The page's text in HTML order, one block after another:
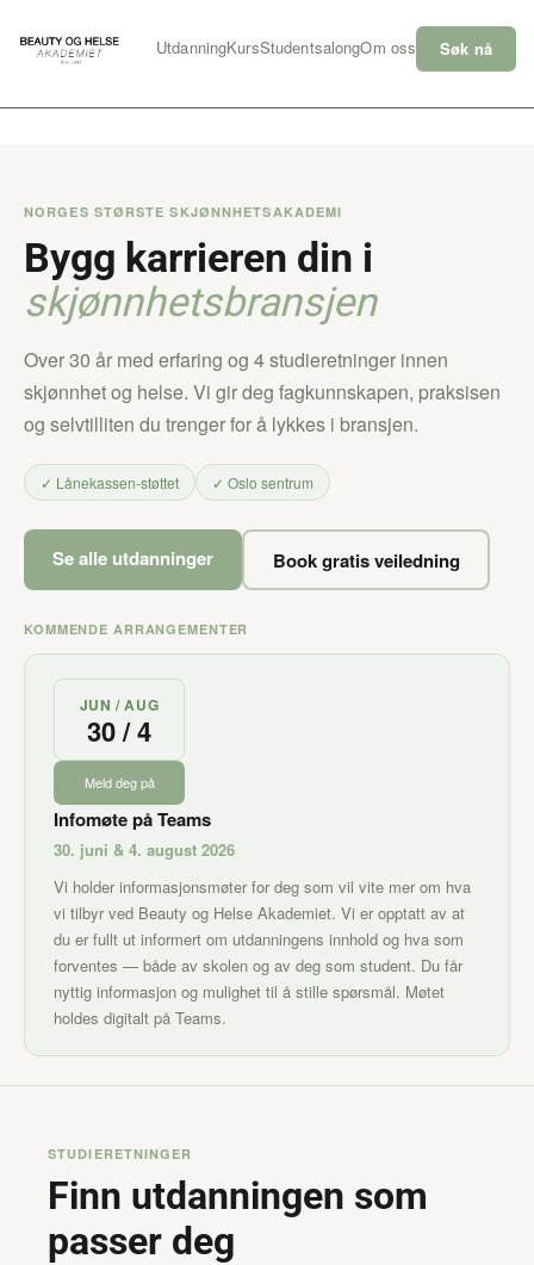
UtdanningKursStudentsalongOm oss Søk nå
NORGES STØRSTE SKJØNNHETSAKADEMI
Bygg karrieren din i
skjønnhetsbransjen
Over 30 år med erfaring og 4 studieretninger innen
skjønnhet og helse. Vi gir deg fagkunnskapen, praksisen
og selvtilliten du trenger for å lykkes i bransjen.
✓ Lånekassen-støttet ✓ Oslo sentrum
Se alle utdanninger Book gratis veiledning
KOMMENDE ARRANGEMENTER
JUN / AUG
30 / 4
Meld deg på
Infomøte på Teams
30. juni & 4. august 2026
Vi holder informasjonsmøter for deg som vil vite mer om hva
vi tilbyr ved Beauty og Helse Akademiet. Vi er opptatt av at
du er fullt ut informert om utdanningens innhold og hva som
forventes — både av skolen og av deg som student. Du får
nyttig informasjon og mulighet til å stille spørsmål. Møtet
holdes digitalt på Teams.
STUDIERETNINGER
Finn utdanningen som
passer deg